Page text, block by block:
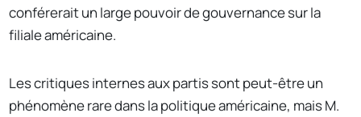
conférerait un large pouvoir de gouvernance sur la
filiale américaine.
Les critiques internes aux partis sont peut-être un
phénomène rare dans la politique américaine, mais M.